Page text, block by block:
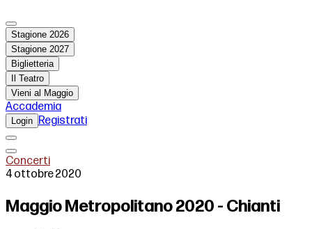
Stagione 2026
Stagione 2027
Biglietteria
Il Teatro
Vieni al Maggio
Accademia
Login Registrati
Concerti
4 ottobre 2020
Maggio Metropolitano 2020 - Chianti